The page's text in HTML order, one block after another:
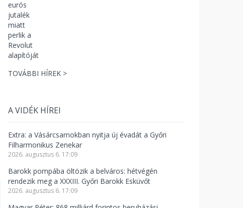
TOVÁBBI HÍREK >
A VIDÉK HÍREI
Extra: a Vásárcsarnokban nyitja új évadát a Győri
Filharmonikus Zenekar
2026. augusztus 6. 17:09
Barokk pompába öltözik a belváros: hétvégén
rendezik meg a XXXIII. Győri Barokk Esküvőt
2026. augusztus 6. 17:09